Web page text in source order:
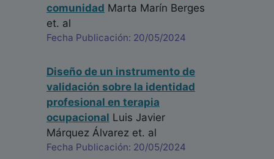
comunidad Marta Marín Berges
et. al
Fecha Publicación: 20/05/2024
Diseño de un instrumento de
validación sobre la identidad
profesional en terapia
ocupacional Luis Javier
Márquez Álvarez et. al
Fecha Publicación: 20/05/2024